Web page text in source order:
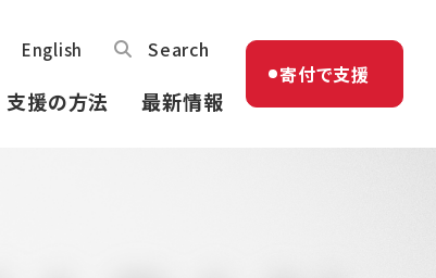
English Search
支援の方法 最新情報
寄付で支援